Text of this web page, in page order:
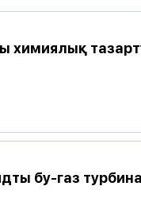
химиялық
бу-газ